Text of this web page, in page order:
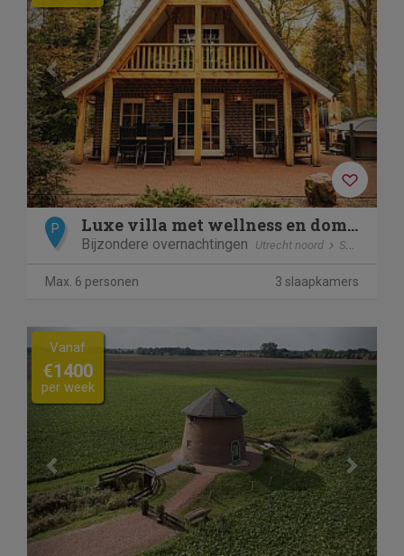
P Luxe villa met wellness en domotica
Bijzondere overnachtingen Utrecht noord Soest
Max. 6 personen 3 slaapkamers
Previous
Vanaf
€1400
per week